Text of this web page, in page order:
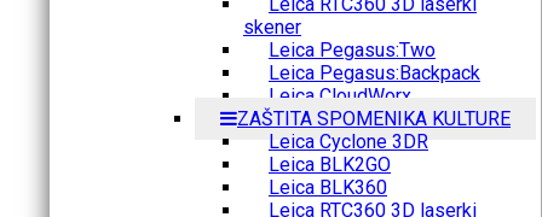
skener
Leica Pegasus:Two
Leica Pegasus:Backpack
Leica CloudWorx
ZAŠTITA SPOMENIKA KULTURE
Leica Cyclone 3DR
Leica BLK2GO
Leica BLK360
Leica RTC360 3D laserki